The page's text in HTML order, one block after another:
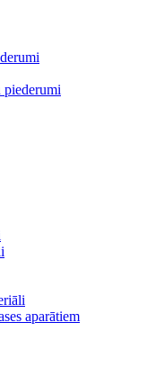
piederumi
aparātiem